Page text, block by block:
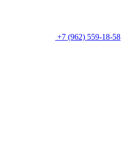
+7 (962) 559-18-58